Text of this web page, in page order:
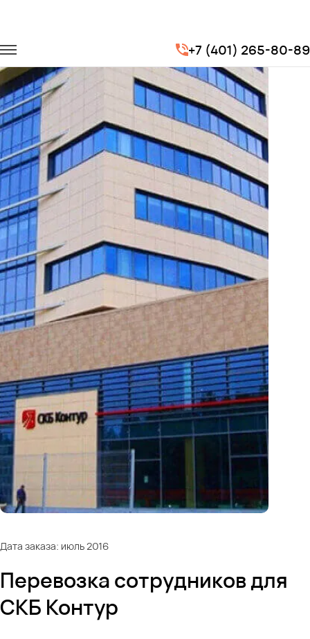
+7 (401) 265-80-89
Перевозка сотрудников
Перевозка сотрудников для СКБ Контур
Дата заказа: июль 2016
Перевозка сотрудников для
СКБ Контур